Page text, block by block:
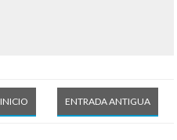
ENTRADA ANTIGUA
INICIO